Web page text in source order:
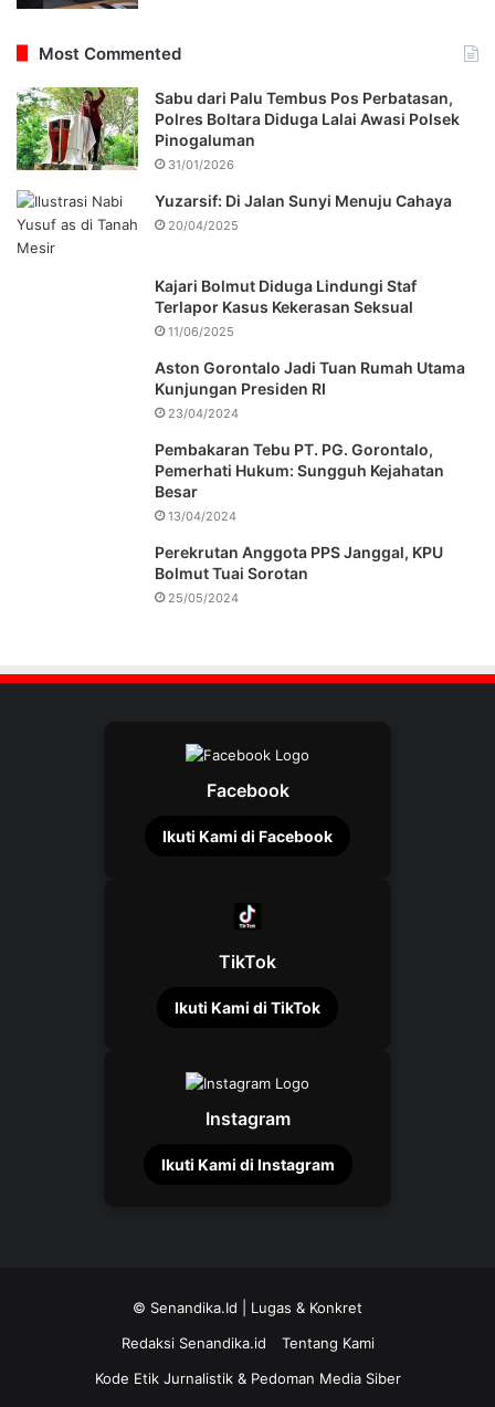
Most Commented
Sabu dari Palu Tembus Pos Perbatasan,
Polres Boltara Diduga Lalai Awasi Polsek
Pinogaluman
31/01/2026
Yuzarsif: Di Jalan Sunyi Menuju Cahaya
20/04/2025
Kajari Bolmut Diduga Lindungi Staf
Terlapor Kasus Kekerasan Seksual
11/06/2025
Aston Gorontalo Jadi Tuan Rumah Utama
Kunjungan Presiden RI
23/04/2024
Pembakaran Tebu PT. PG. Gorontalo,
Pemerhati Hukum: Sungguh Kejahatan
Besar
13/04/2024
Perekrutan Anggota PPS Janggal, KPU
Bolmut Tuai Sorotan
25/05/2024
Facebook
Ikuti Kami di Facebook
TikTok
Ikuti Kami di TikTok
Instagram
Ikuti Kami di Instagram
© Senandika.Id | Lugas & Konkret
Redaksi Senandika.id
Tentang Kami
Kode Etik Jurnalistik & Pedoman Media Siber